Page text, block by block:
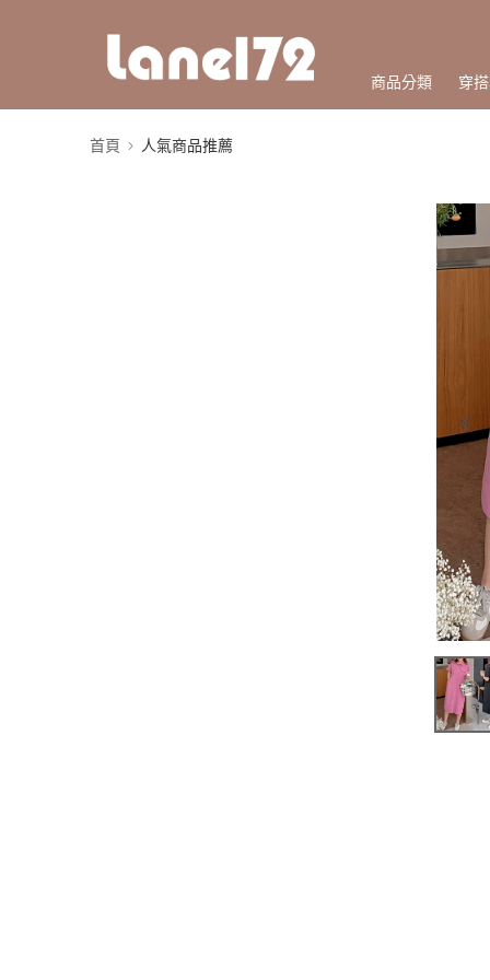
商品分類 穿
首頁 人氣商品推薦